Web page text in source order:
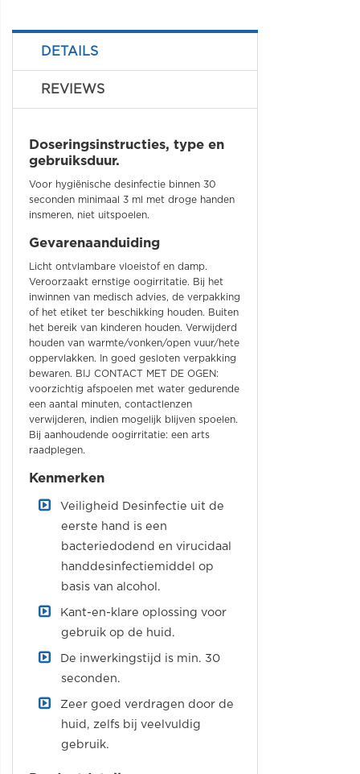
DETAILS
REVIEWS
Doseringsinstructies, type en
gebruiksduur.
Voor hygiënische desinfectie binnen 30
seconden minimaal 3 ml met droge handen
insmeren, niet uitspoelen.
Gevarenaanduiding
Licht ontvlambare vloeistof en damp.
Veroorzaakt ernstige oogirritatie. Bij het
inwinnen van medisch advies, de verpakking
of het etiket ter beschikking houden. Buiten
het bereik van kinderen houden. Verwijderd
houden van warmte/vonken/open vuur/hete
oppervlakken. In goed gesloten verpakking
bewaren. BIJ CONTACT MET DE OGEN:
voorzichtig afspoelen met water gedurende
een aantal minuten, contactlenzen
verwijderen, indien mogelijk blijven spoelen.
Bij aanhoudende oogirritatie: een arts
raadplegen.
Kenmerken
Veiligheid Desinfectie uit de
eerste hand is een
bacteriedodend en virucidaal
handdesinfectiemiddel op
basis van alcohol.
Kant-en-klare oplossing voor
gebruik op de huid.
De inwerkingstijd is min. 30
seconden.
Zeer goed verdragen door de
huid, zelfs bij veelvuldig
gebruik.